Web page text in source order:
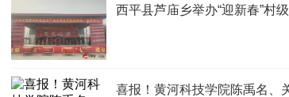
西平县芦庙乡举办“迎新春”村
喜报！黄河科技学院陈禹名、